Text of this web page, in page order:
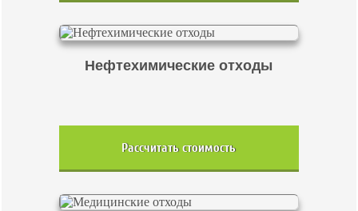
Нефтехимические отходы
Рассчитать стоимость